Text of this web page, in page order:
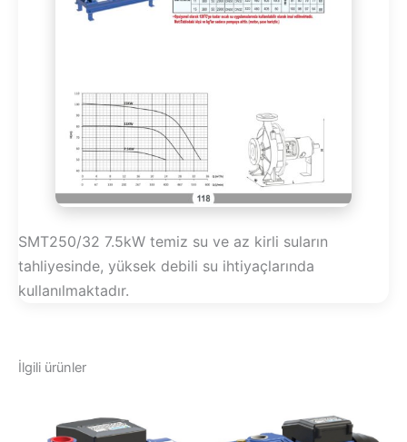
SMT250/32 7.5kW temiz su ve az kirli suların
tahliyesinde, yüksek debili su ihtiyaçlarında
kullanılmaktadır.
İlgili ürünler